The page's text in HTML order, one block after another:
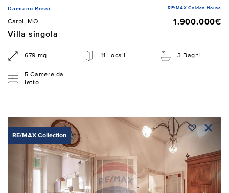
Damiano Rossi RE/MAX Golden House
Carpi, MO
1.900.000€
Villa singola
679 mq 11 Locali 3 Bagni
5 Camere da
letto
RE/MAX Collection